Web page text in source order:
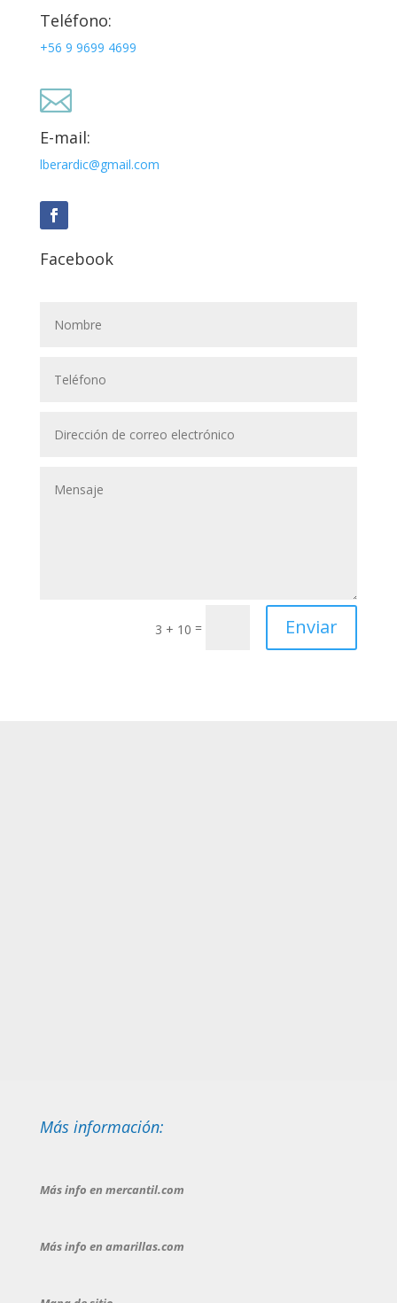
Teléfono:
+56 9 9699 4699

E-mail:
lberardic@gmail.com
Facebook
3 + 10 = Enviar
Más información:
Más info en mercantil.com
Más info en amarillas.com